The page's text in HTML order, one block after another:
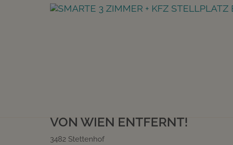
BUNGALOW MIT 1.000M²
ON WIEN ENTFERNT!
3482 Stettenhof